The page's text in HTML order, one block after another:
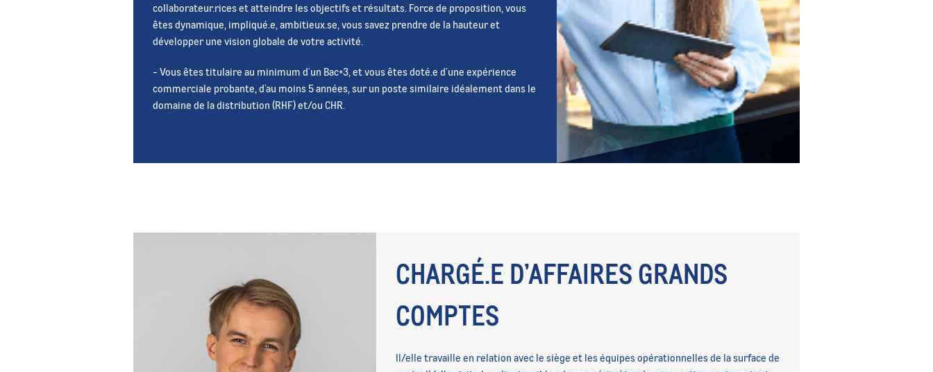
collaborateur.rices et atteindre les objectifs et résultats. Force de proposition, vous
êtes dynamique, impliqué.e, ambitieux.se, vous savez prendre de la hauteur et
développer une vision globale de votre activité.
- Vous êtes titulaire au minimum d'un Bac+3, et vous êtes doté.e d’une expérience
commerciale probante, d’au moins 5 années, sur un poste similaire idéalement dans le
domaine de la distribution (RHF) et/ou CHR.
CHARGÉ.E D’AFFAIRES GRANDS
COMPTES
Il/elle travaille en relation avec le siège et les équipes opérationnelles de la surface de